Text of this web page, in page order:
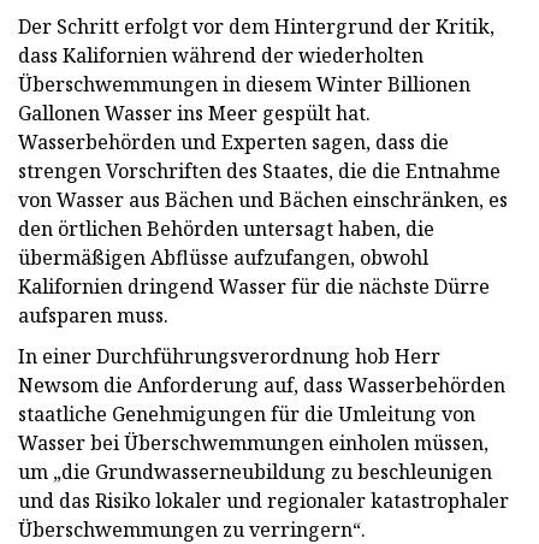
Der Schritt erfolgt vor dem Hintergrund der Kritik,
dass Kalifornien während der wiederholten
Überschwemmungen in diesem Winter Billionen
Gallonen Wasser ins Meer gespült hat.
Wasserbehörden und Experten sagen, dass die
strengen Vorschriften des Staates, die die Entnahme
von Wasser aus Bächen und Bächen einschränken, es
den örtlichen Behörden untersagt haben, die
übermäßigen Abflüsse aufzufangen, obwohl
Kalifornien dringend Wasser für die nächste Dürre
aufsparen muss.
In einer Durchführungsverordnung hob Herr
Newsom die Anforderung auf, dass Wasserbehörden
staatliche Genehmigungen für die Umleitung von
Wasser bei Überschwemmungen einholen müssen,
um „die Grundwasserneubildung zu beschleunigen
und das Risiko lokaler und regionaler katastrophaler
Überschwemmungen zu verringern“.